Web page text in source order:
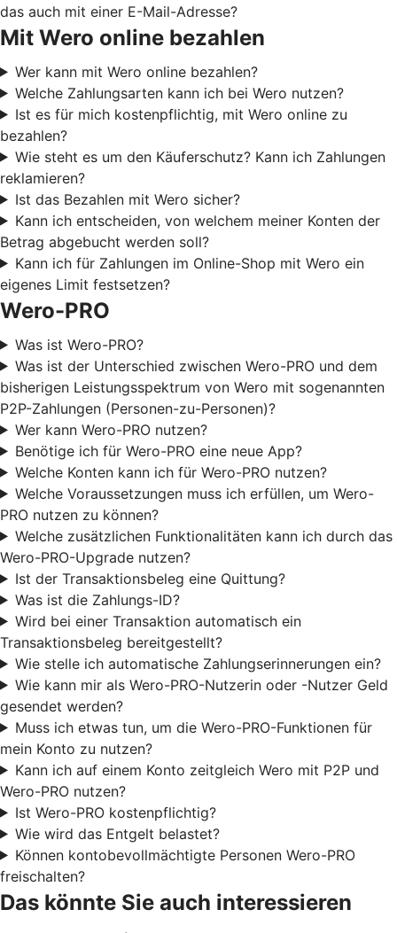
das auch mit einer E-Mail-Adresse?
Mit Wero online bezahlen
Wer kann mit Wero online bezahlen?
Welche Zahlungsarten kann ich bei Wero nutzen?
Ist es für mich kostenpflichtig, mit Wero online zu
bezahlen?
Wie steht es um den Käuferschutz? Kann ich Zahlungen
reklamieren?
Ist das Bezahlen mit Wero sicher?
Kann ich entscheiden, von welchem meiner Konten der
Betrag abgebucht werden soll?
Kann ich für Zahlungen im Online-Shop mit Wero ein
eigenes Limit festsetzen?
Wero-PRO
Was ist Wero-PRO?
Was ist der Unterschied zwischen Wero-PRO und dem
bisherigen Leistungsspektrum von Wero mit sogenannten
P2P-Zahlungen (Personen-zu-Personen)?
Wer kann Wero-PRO nutzen?
Benötige ich für Wero-PRO eine neue App?
Welche Konten kann ich für Wero-PRO nutzen?
Welche Voraussetzungen muss ich erfüllen, um Wero-
PRO nutzen zu können?
Welche zusätzlichen Funktionalitäten kann ich durch das
Wero-PRO-Upgrade nutzen?
Ist der Transaktionsbeleg eine Quittung?
Was ist die Zahlungs-ID?
Wird bei einer Transaktion automatisch ein
Transaktionsbeleg bereitgestellt?
Wie stelle ich automatische Zahlungserinnerungen ein?
Wie kann mir als Wero-PRO-Nutzerin oder -Nutzer Geld
gesendet werden?
Muss ich etwas tun, um die Wero-PRO-Funktionen für
mein Konto zu nutzen?
Kann ich auf einem Konto zeitgleich Wero mit P2P und
Wero-PRO nutzen?
Ist Wero-PRO kostenpflichtig?
Wie wird das Entgelt belastet?
Können kontobevollmächtigte Personen Wero-PRO
freischalten?
Das könnte Sie auch interessieren